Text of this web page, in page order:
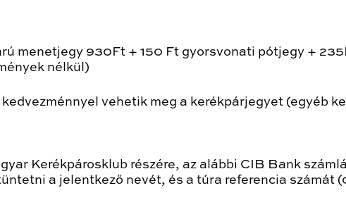
menetjegy 930Ft + 150 Ft gyorsvonati pótjegy +
nélkül)
vehetik meg a kerékpárjegyet (egyéb
Kerékpárosklub részére, az alábbi CIB Bank
a jelentkező nevét, és a túra referencia számát